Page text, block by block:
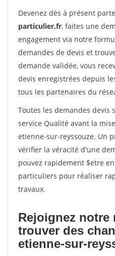
Devenez dès à présent
particulier.fr, faites une
engagement via notre
demandes de devis et
demande validée, vous
devis enregistrées depuis
tous les partenaires du
Toutes les demandes devis
service Qualité avant la
etienne-sur-reyssouze. Un
vérifier la véracité d'une
pouvez rapidement $etre
particuliers pour réaliser
travaux.
Rejoignez notre
trouver des
etienne-sur-